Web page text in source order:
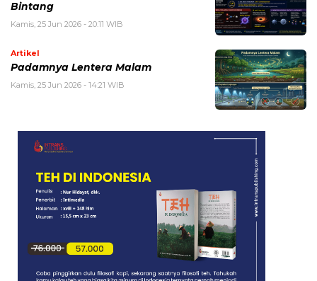
Bintang
Kamis, 25 Jun 2026 - 20:11 WIB
Artikel
Padamnya Lentera Malam
Kamis, 25 Jun 2026 - 14:21 WIB